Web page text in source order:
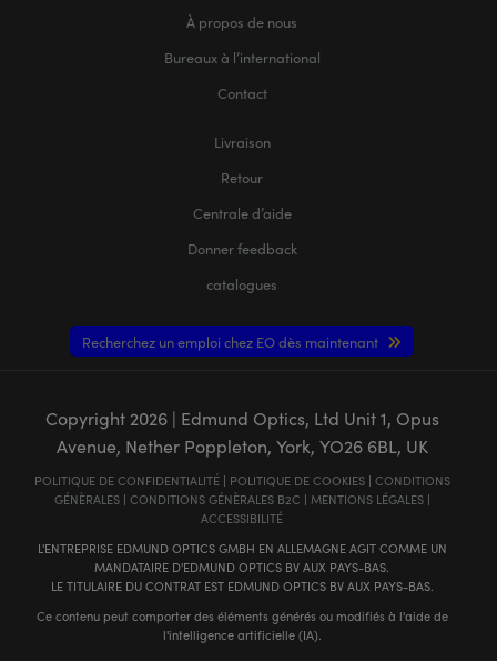
À propos de nous
Bureaux à l’international
Contact
Livraison
Retour
Centrale d’aide
Donner feedback
catalogues
Recherchez un emploi chez EO dès maintenant
Copyright 2026| Edmund Optics, Ltd Unit 1, Opus
Avenue, Nether Poppleton, York, YO26 6BL, UK
POLITIQUE DE CONFIDENTIALITÉ| POLITIQUE DE COOKIES| CONDITIONS
GÉNÈRALES| CONDITIONS GÉNÈRALES B2C | MENTIONS LÉGALES|
ACCESSIBILITÉ
L'ENTREPRISE EDMUND OPTICS GMBH EN ALLEMAGNE AGIT COMME UN
MANDATAIRE D'EDMUND OPTICS BV AUX PAYS-BAS.
LE TITULAIRE DU CONTRAT EST EDMUND OPTICS BV AUX PAYS-BAS.
Ce contenu peut comporter des éléments générés ou modifiés à l'aide de
l'intelligence artificielle (IA).